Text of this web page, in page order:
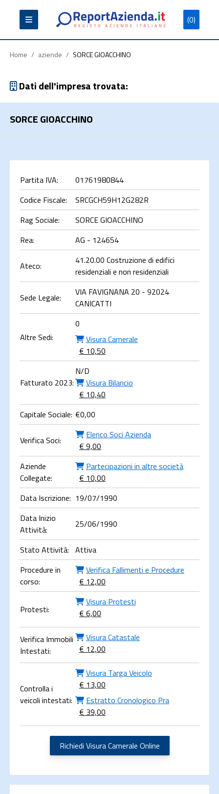
(0)
Partita
Iva
Codice
Fiscale
Ragione
Sociale
Cerca
Home / aziende / SORCE GIOACCHINO
Dati dell'impresa trovata:
SORCE GIOACCHINO
Partita IVA:
01761980844
Codice Fiscale:
SRCGCH59H12G282R
Rag Sociale:
SORCE GIOACCHINO
Rea:
AG - 124654
Ateco:
41.20.00 Costruzione di edifici
residenziali e non residenziali
Sede Legale:
VIA FAVIGNANA 20 - 92024
CANICATTI
Altre Sedi:
0
Visura Camerale
€ 10,50
Fatturato 2023:
N/D
Visura Bilancio
€ 10,40
Capitale Sociale: €0,00
Verifica Soci:
Elenco Soci Azienda
€ 9,00
Aziende
Collegate:
Partecipazioni in altre società
€ 10,00
Data Iscrizione: 19/07/1990
Data Inizio
Attività:
25/06/1990
Stato Attività: Attiva
Procedure in
corso:
Verifica Fallimenti e Procedure
€ 12,00
Protesti:
Visura Protesti
€ 6,00
Verifica Immobili
Intestati:
Visura Catastale
€ 12,00
Controlla i
veicoli intestati:
Visura Targa Veicolo
€ 13,00
Estratto Cronologico Pra
€ 39,00
Richiedi Visura Camerale Online